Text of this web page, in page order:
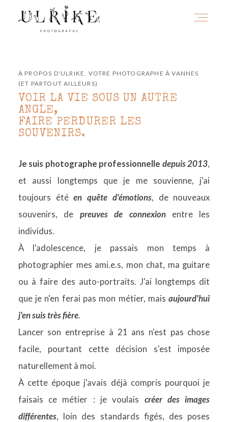
À PROPOS D'ULRIKE, VOTRE PHOTOGRAPHE À VANNES
(ET PARTOUT AILLEURS)
VOIR LA VIE SOUS UN AUTRE
ANGLE,
FAIRE PERDURER LES
SOUVENIRS.
Je suis photographe professionnelle depuis 2013,
et aussi longtemps que je me souvienne, j'ai
toujours étéen quête d'émotions, de nouveaux
souvenirs, de preuves de connexionentre les
individus.
À l'adolescence, je passais mon temps à
photographier mes ami.e.s, mon chat, ma guitare
ou à faire des auto-portraits. J'ai longtemps dit
que je n'en ferai pas mon métier, maisaujourd'hui
j'en suis très fière.
Lancer son entreprise à 21 ans n'est pas chose
facile, pourtant cette décision s'est imposée
naturellement à moi.
À cette époque j'avais déjà compris pourquoi je
faisais ce métier : je voulais créer des images
différentes, loin des standards figés, des poses
A PROPOS
INFOS
CONTACT